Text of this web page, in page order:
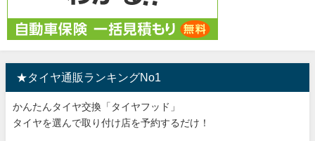
★タイヤ通販ランキングNo1
かんたんタイヤ交換「タイヤフッド」
タイヤを選んで取り付け店を予約するだけ！